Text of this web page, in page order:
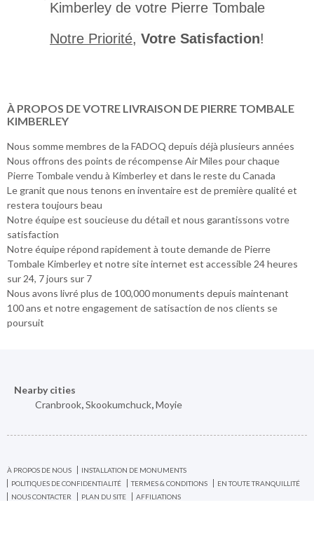
Kimberley de votre Pierre Tombale
Notre Priorité, Votre Satisfaction!
À PROPOS DE VOTRE LIVRAISON DE PIERRE TOMBALE
KIMBERLEY
Nous somme membres de la FADOQ depuis déjà plusieurs années
Nous offrons des points de récompense Air Miles pour chaque
Pierre Tombale vendu à Kimberley et dans le reste du Canada
Le granit que nous tenons en inventaire est de première qualité et
restera toujours beau
Notre équipe est soucieuse du détail et nous garantissons votre
satisfaction
Notre équipe répond rapidement à toute demande de Pierre
Tombale Kimberley et notre site internet est accessible 24 heures
sur 24, 7 jours sur 7
Nous avons livré plus de 100,000 monuments depuis maintenant
100 ans et notre engagement de satisaction de nos clients se
poursuit
Nearby cities
Cranbrook,Skookumchuck,Moyie
À PROPOS DE NOUS
INSTALLATION DE MONUMENTS
POLITIQUES DE CONFIDENTIALITÉ
TERMES & CONDITIONS
EN TOUTE TRANQUILLITÉ
NOUS CONTACTER
PLAN DU SITE AFFILIATIONS